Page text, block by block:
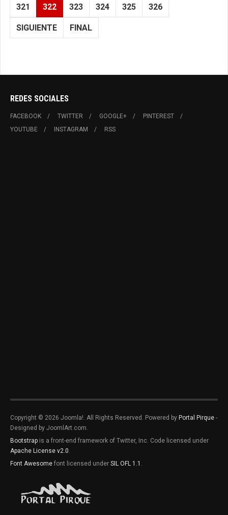
321 322 323 324 325 326
SIGUIENTE FINAL
REDES SOCIALES
FACEBOOK TWITTER GOOGLE+
PINTEREST
YOUTUBE
INSTAGRAM RSS
Copyright © 2026 Joomla!. All Rights Reserved. Powered by Portal Pirque -
Designed by JoomlArt.com.
Bootstrap is a front-end framework of Twitter, Inc. Code licensed under
Apache License v2.0.
Font Awesome font licensed under SIL OFL 1.1 .